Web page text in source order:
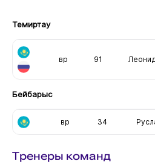
Темиртау
вр 91
Бейбарыс
вр 34
Тренеры команд